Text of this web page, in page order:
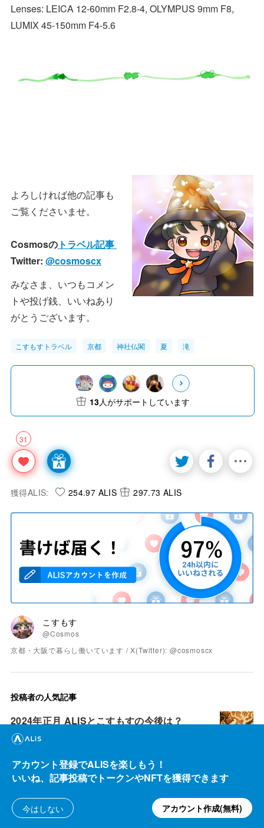
Lenses: LEICA 12-60mm F2.8-4, OLYMPUS 9mm F8,
LUMIX 45-150mm F4-5.6
よろしければ他の記事も
ご覧くださいませ。
Cosmosの トラベル記事
Twitter: @cosmoscx
みなさま、いつもコメン
トや投げ銭、いいねあり
がとうございます。
こすもすトラベル 京都 神社仏閣 夏 滝
31
13人がサポートしています
獲得ALIS: 254.97 ALIS 297.73 ALIS
こすもす
@Cosmos
京都・大阪で暮らし働いています / X(Twitter): @cosmoscx
投稿者の人気記事
2024年正月 ALISとこすもすの今後は？
2.90k ALIS
2022年元旦 ALISについて思うこと＋京都・
北野天満宮のお正月写真
ついにあの名庭園の扉が開いた！ 京都・對
アカウント登録でALISを楽しもう！
いいね、記事投稿でトークンやNFTを獲得できます
今はしない アカウント作成(無料)